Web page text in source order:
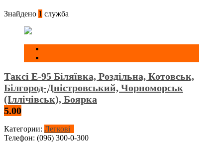
Знайдено 1 служба
Таксі Е-95 Біляївка, Роздільна, Котовськ,
Білгород-Дністровський, Чорноморськ
(Іллічівськ), Боярка
5.00
Категории: Легкові
Телефон: (096) 300-0-300